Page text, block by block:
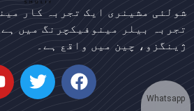
شولئی مشینری ایک تجربہ کار
تجربہ بیلر مینوفیکچرنگ میں
ژینگزو، چین میں واقع ہے۔
Korean
Japanese
Whatsapp